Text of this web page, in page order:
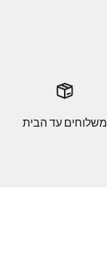
משלוחים עד הבית